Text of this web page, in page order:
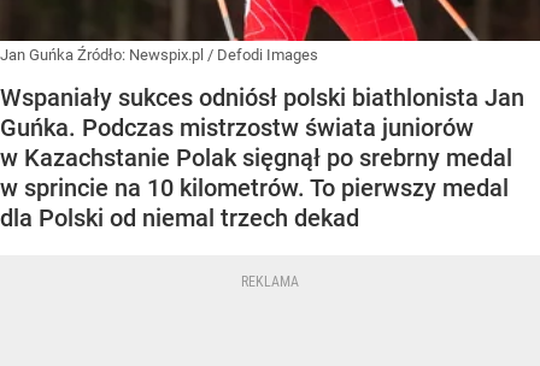
Jan Guńka Źródło: Newspix.pl / Defodi Images
Wspaniały sukces odniósł polski biathlonista Jan
Guńka. Podczas mistrzostw świata juniorów
w Kazachstanie Polak sięgnął po srebrny medal
w sprincie na 10 kilometrów. To pierwszy medal
dla Polski od niemal trzech dekad